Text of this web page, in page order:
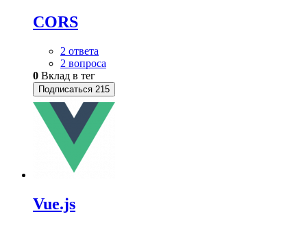
CORS
2 ответа
2 вопроса
0 Вклад в тег
Подписаться 215
Vue.js